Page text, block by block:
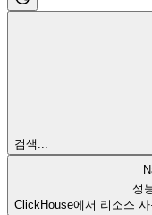
검색...
성
ClickHouse에서 리소스